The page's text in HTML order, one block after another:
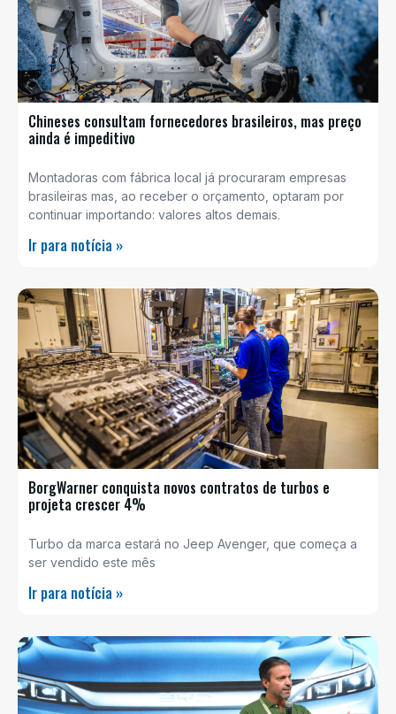
Chineses consultam fornecedores brasileiros, mas preço
ainda é impeditivo
Montadoras com fábrica local já procuraram empresas
brasileiras mas, ao receber o orçamento, optaram por
continuar importando: valores altos demais.
Ir para notícia »
BorgWarner conquista novos contratos de turbos e
projeta crescer 4%
Turbo da marca estará no Jeep Avenger, que começa a
ser vendido este mês
Ir para notícia »